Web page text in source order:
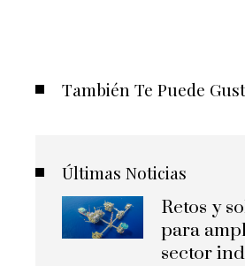
También Te Puede
Últimas Noticias
Retos y
para
sector